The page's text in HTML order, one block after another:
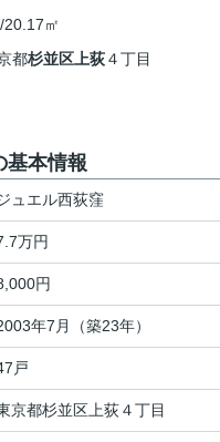
20.17㎡
都杉並区 上荻４丁目
基本情報
ュエル西荻窪
万円
円
年7月（築23年）
戸
京都杉並区 上荻４丁目